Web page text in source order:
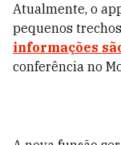
Atualmente, o
pequenos
informações
conferência no